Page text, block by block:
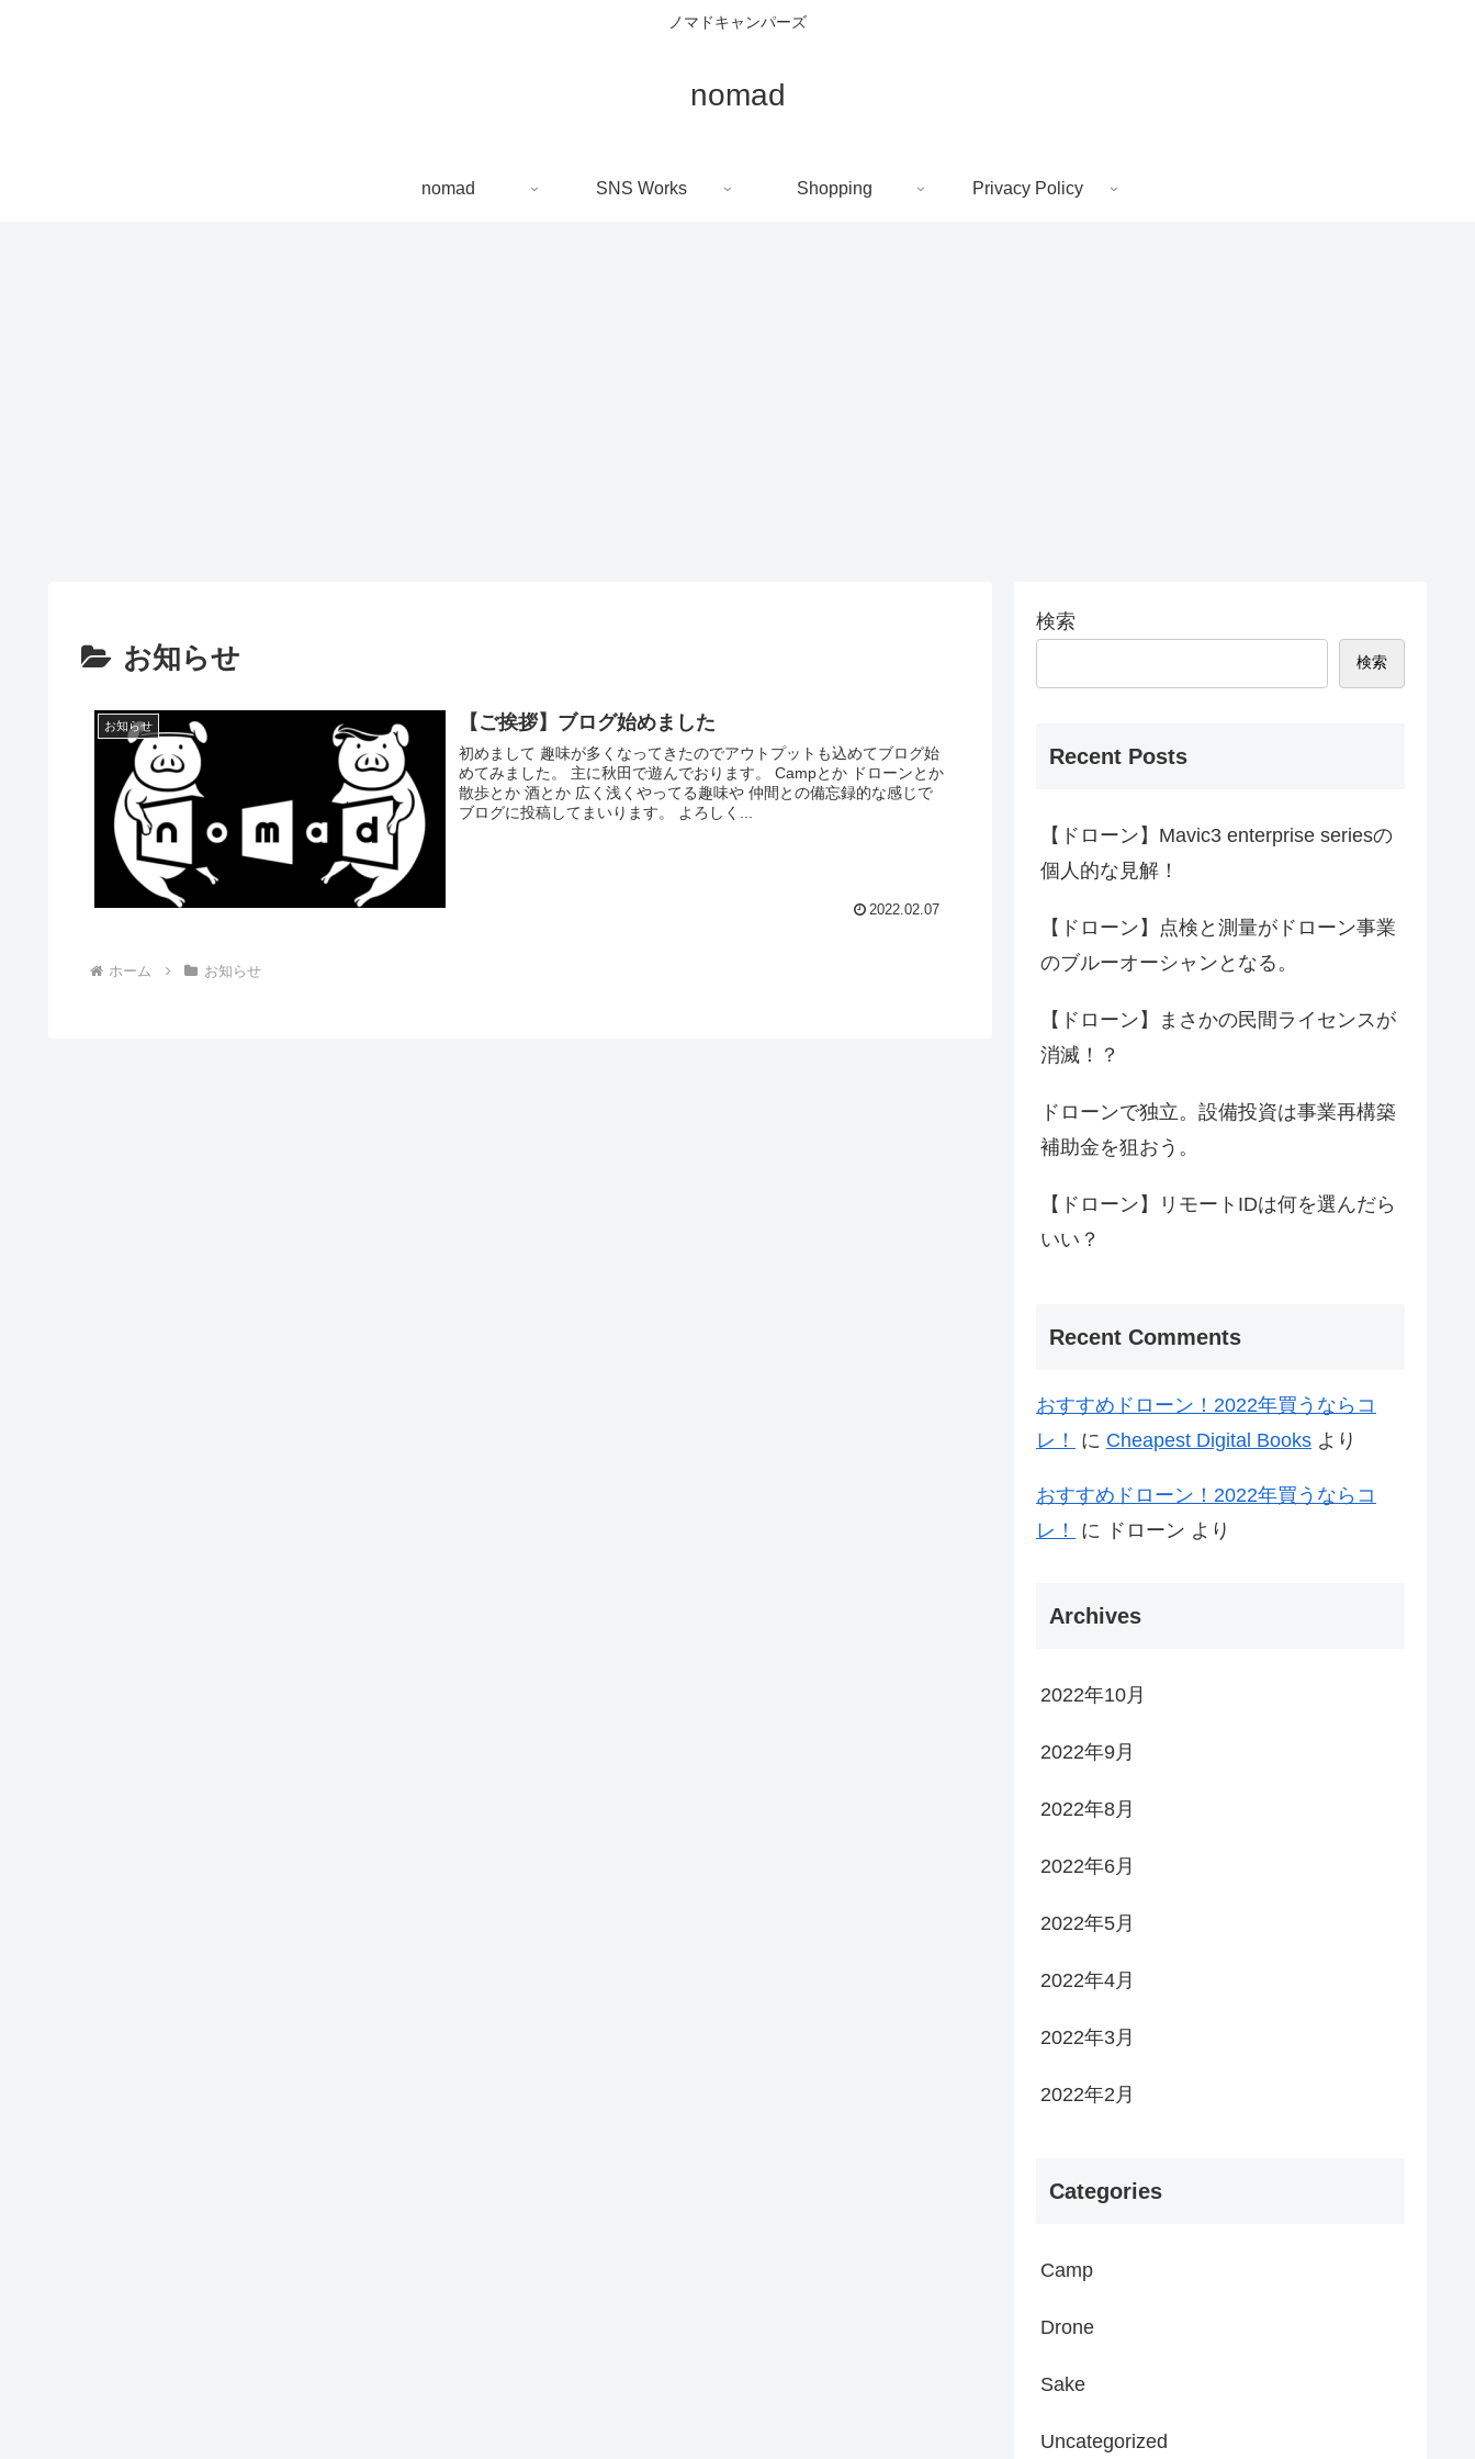
ノマドキャンパーズ
nomad
nomad SNS Works Shopping Privacy Policy
お知らせ
お知らせ 【ご挨拶】ブログ始めました
初めまして 趣味が多くなってきたのでアウトプットも込めてブログ始
めてみました。 主に秋田で遊んでおります。 Campとか ドローンとか
散歩とか 酒とか 広く浅くやってる趣味や 仲間との備忘録的な感じで
ブログに投稿してまいります。 よろしく...
2022.02.07
ホーム お知らせ
検索
検索
Recent Posts
【ドローン】Mavic3 enterprise seriesの
個人的な見解！
【ドローン】点検と測量がドローン事業
のブルーオーシャンとなる。
【ドローン】まさかの民間ライセンスが
消滅！？
ドローンで独立。設備投資は事業再構築
補助金を狙おう。
【ドローン】リモートIDは何を選んだら
いい？
Recent Comments
おすすめドローン！2022年買うならコ
レ！
に Cheapest Digital Books より
おすすめドローン！2022年買うならコ
レ！
に ドローン より
Archives
2022年10月
2022年9月
2022年8月
2022年6月
2022年5月
2022年4月
2022年3月
2022年2月
Categories
Camp
Drone
Sake
Uncategorized